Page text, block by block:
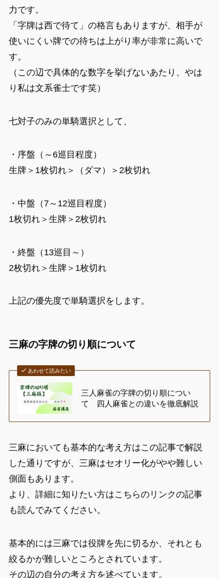
力です。
「字牌は西で待て」の格言もありますが、相手が
使いにくい牌での待ちは上がり率が非常に高いで
す。
（この辺で具体的な数字を挙げないあたり、やは
り私は文系雀士です笑）
七対子のみの単騎選択として、
・序盤（～6巡目程度）
生牌＞1枚切れ＞（ダマ）＞2枚切れ
・中盤（7～12巡目程度）
1枚切れ＞生牌＞2枚切れ
・終盤（13巡目～）
2枚切れ＞生牌＞1枚切れ
上記の優先度で単騎選択をします。
三麻の字牌の切り順について
あわせて読みたい
三人麻雀の字牌の切り順につい
て 四人麻雀との違いを徹底解説
三麻においても基本的な考え方はこの記事で解説
した通りですが、三麻はセオリー化がやや難しい
側面もあります。
より、詳細に知りたい方はこちらのリンクの記事
も読んでみてください。
基本的には三麻では役牌を先に切るか、それとも
絞るかが難しいところとされています。
その辺の自分の考え方を述べています。